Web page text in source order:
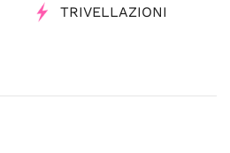
TRIVELLAZIONI